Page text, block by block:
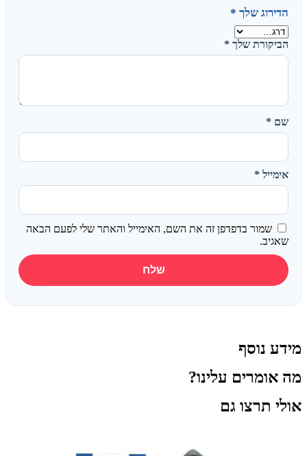
הדירוג שלך *
הביקורת שלך *
שם *
אימייל *
שמור בדפדפן זה את השם, האימייל והאתר שלי לפעם הבאה
שאגיב.
מידע נוסף
מה אומרים עלינו?
אולי תרצו גם